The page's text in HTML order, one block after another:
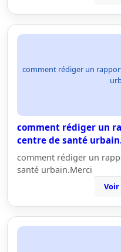
comment rédiger un
comment rédiger un
centre de santé
comment rédiger un
santé urbain.Merci